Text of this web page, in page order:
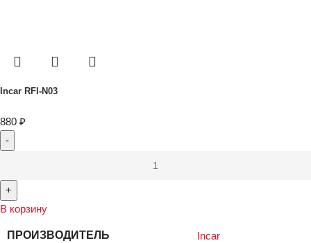
Incar RFI-N03
880 ₽
В корзину
ПРОИЗВОДИТЕЛЬ Incar